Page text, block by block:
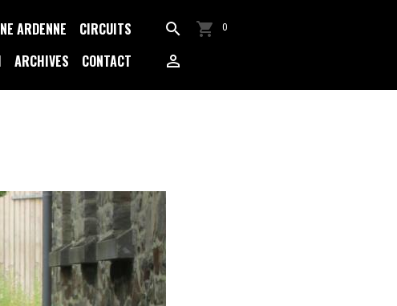
ARDENNE
CIRCUITS
ARCHIVES CONTACT
0